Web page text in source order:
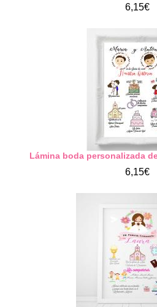
6,15€
Lámina boda personalizada
6,15€